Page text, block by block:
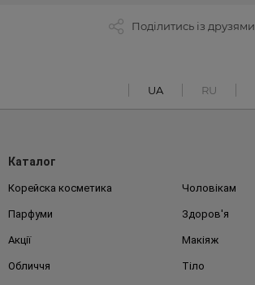
Поділитись із друзями
UA RU
Каталог
Корейска косметика Чоловікам
Парфуми Здоров'я
Акції Макіяж
Обличчя Тіло